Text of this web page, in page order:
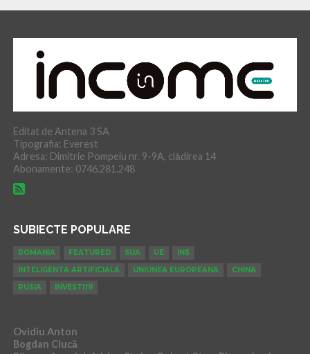
Editat de Antena 3 SA
Tipografia: Everest
Adresa: Dimitrie Pompeiu nr. 9-9A, clădirea 14
Abonamente: 0746.281.248
SUBIECTE POPULARE
ROMANIA FEATURED SUA UE
INS
INTELIGENTA ARTIFICIALA
UNIUNEA EUROPEANA
CHINA
RUSIA
INVESTIȚII
Ovidiu Anton
Bogdan Ciucă